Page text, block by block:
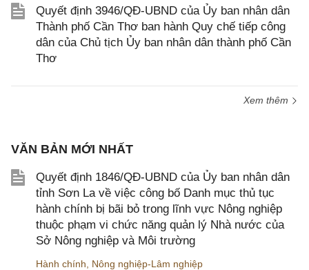
Quyết định 3946/QĐ-UBND của Ủy ban nhân dân
Thành phố Cần Thơ ban hành Quy chế tiếp công
dân của Chủ tịch Ủy ban nhân dân thành phố Cần
Thơ
Xem thêm
VĂN BẢN MỚI NHẤT
Quyết định 1846/QĐ-UBND của Ủy ban nhân dân
tỉnh Sơn La về việc công bố Danh mục thủ tục
hành chính bị bãi bỏ trong lĩnh vực Nông nghiệp
thuộc phạm vi chức năng quản lý Nhà nước của
Sở Nông nghiệp và Môi trường
Hành chính Nông nghiệp-Lâm nghiệp